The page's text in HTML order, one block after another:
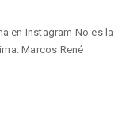
en Instagram No es la
Marcos René